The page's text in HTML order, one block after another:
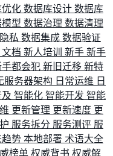
化 数据库设计 数据库
型 数据治理 数据清理
私 数据集成 数据验证
文档 新人培训 新手 新手
手都会犯 新旧迁移 新特
服务器架构 日常运维 日
智能化 智能开发 智能
更新管理 更新速度 更
服务拆分 服务测评 服
趋势 本地部署 术语大全
榜单 权威背书 权威解